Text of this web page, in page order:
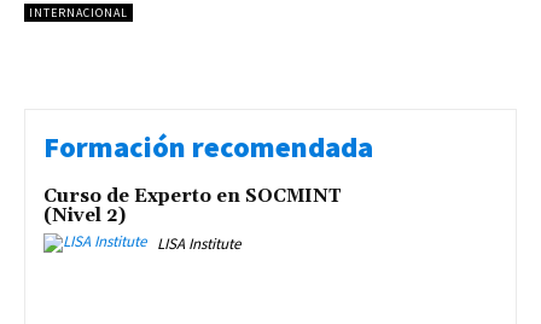
INTERNACIONAL
Formación recomendada
Curso de Experto en SOCMINT
(Nivel 2)
LISA Institute